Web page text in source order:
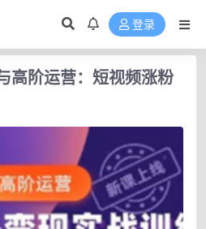
登录
高阶运营：短视频涨粉